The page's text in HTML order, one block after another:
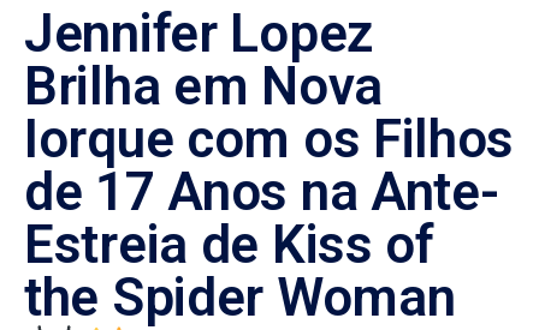
Jennifer Lopez
Brilha em Nova
Iorque com os Filhos
de 17 Anos na Ante-
Estreia de Kiss of
the Spider Woman